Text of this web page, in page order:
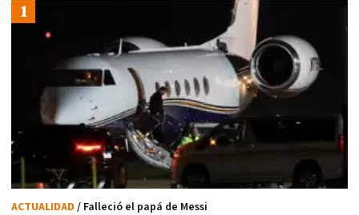
ACTUALIDAD / Falleció el papá de Messi